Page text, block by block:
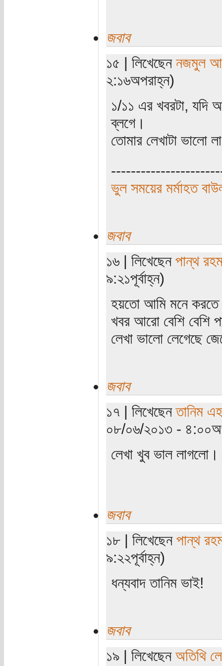
জবাব
১৫ | লিখেছেন নজমুল
২:১৬অপরাহ্ন)
১/১১ এর খবরটা, যদি
ব্লগে।
তোমার লেখাটা ভালো
ভুল সময়ের মর্মাহত
জবাব
১৬ | লিখেছেন পান্থ
৯:২১পূর্বাহ্ন)
হয়তো আমি মনে করতে
খবর আরো বেশি বেশি
লেখা ভালো লেগেছে
জবাব
১৭ | লিখেছেনতানিম
০৮/০৬/২০১৩ -
লেখা খুব ভাল লাগলো।
জবাব
১৮ | লিখেছেন পান্থ
৯:২২পূর্বাহ্ন)
ধন্যবাদ তানিম ভাই!
জবাব
১৯ | লিখেছেন অতিথি